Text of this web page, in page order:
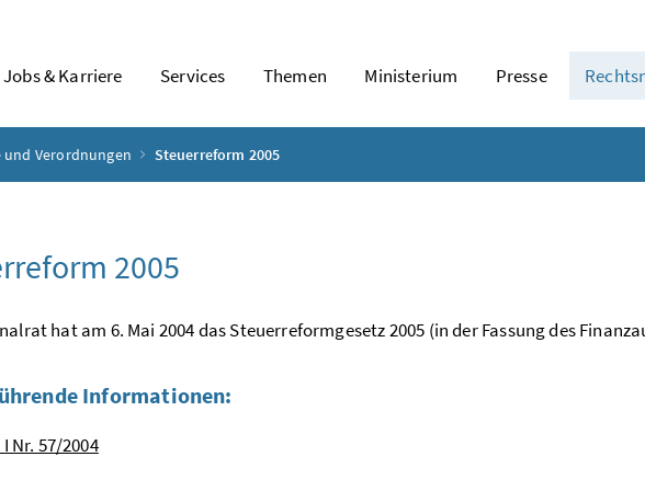
Jobs & Karriere Services Themen Ministerium Presse
und Verordnungen Steuerreform 2005
2005
hat am 6. Mai 2004 das Steuerreformgesetz 2005 (in der Fassung des
Informationen:
I Nr. 57/2004